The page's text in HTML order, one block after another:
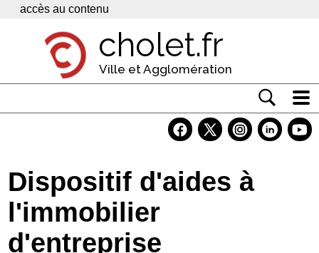
Panneau de gestion des cookies
accès au contenu
cholet.fr
Ville et Agglomération
Economie
Services
Contacts
Dispositif d'aides à
l'immobilier
d'entreprise